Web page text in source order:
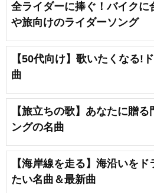
全ライダーに捧ぐ！バイクに
や旅向けのライダーソング
【50代向け】歌いたくなる!
曲
【旅立ちの歌】あなたに贈
ングの名曲
【海岸線を走る】海沿いを
たい名曲＆最新曲